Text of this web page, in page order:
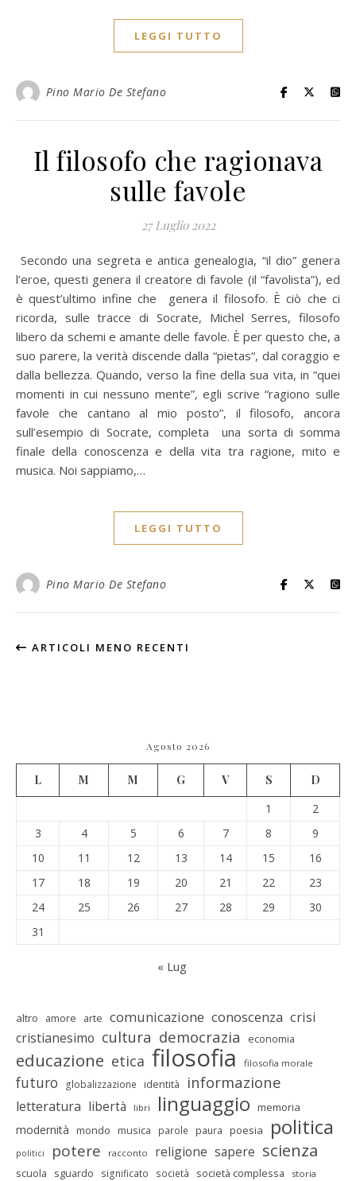
LEGGI TUTTO
Pino Mario De Stefano
Il filosofo che ragionava
sulle favole
27 Luglio 2022
Secondo una segreta e antica genealogia, “il dio” genera
l’eroe, questi genera il creatore di favole (il “favolista”), ed
è quest’ultimo infine che genera il filosofo. È ciò che ci
ricorda, sulle tracce di Socrate, Michel Serres, filosofo
libero da schemi e amante delle favole. È per questo che, a
suo parere, la verità discende dalla “pietas“, dal coraggio e
dalla bellezza. Quando, verso la fine della sua vita, in “quei
momenti in cui nessuno mente”, egli scrive “ragiono sulle
favole che cantano al mio posto”, il filosofo, ancora
sull’esempio di Socrate, completa una sorta di somma
finale della conoscenza e della vita tra ragione, mito e
musica. Noi sappiamo,…
LEGGI TUTTO
Pino Mario De Stefano
ARTICOLI MENO RECENTI
Agosto 2026
L M M G V S
D
1
2
3
4 5 6 7 8
9
10
11 12 13 14 15
16
17
18 19 20 21 22
23
24
25 26 27 28 29
30
31
« Lug
altro amore arte comunicazione conoscenza crisi
cristianesimo cultura democrazia economia
educazione etica filosofia filosofia morale
futuro globalizzazione identità informazione
letteratura libertà libri linguaggio memoria
modernità mondo musica parole paura poesia politica
politici potere racconto religione sapere scienza
scuola sguardo significato società società complessa storia